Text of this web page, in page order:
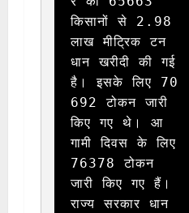
किसानों से 2.98
लाख मीट्रिक टन
धान खरीदी की गई
है। इसके लिए 70
692 टोकन जारी
किए गए थे। आ
गामी दिवस के लिए
76378 टोकन
जारी किए गए हैं।
राज्य सरकार धान